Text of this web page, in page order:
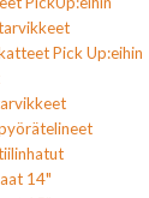
Pick Up:eihin
14"